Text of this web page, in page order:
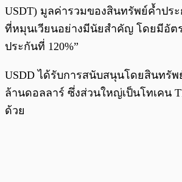
USDT) มูลค่ารวมของสินทรัพย์ค้ำประ
ที่หมุนเวียนอย่างมีนัยสำคัญ โดยมีอัต
ประกันที่ 120%”
USDD ได้รับการสนับสนุนโดยสินทรั
ล้านดอลลาร์ ซึ่งส่วนใหญ่เป็นโทเคน
ด้วย